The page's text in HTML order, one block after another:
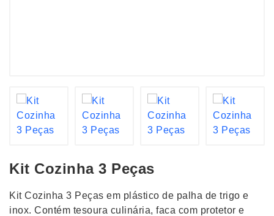
Kit Cozinha 3 Peças
Kit Cozinha 3 Peças em plástico de palha de trigo e
inox. Contém tesoura culinária, faca com protetor e